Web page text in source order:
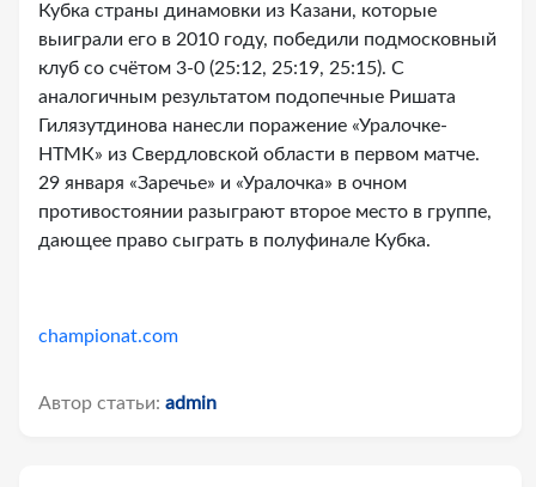
Кубка страны динамовки из Казани, которые
выиграли его в 2010 году, победили подмосковный
клуб со счётом 3-0 (25:12, 25:19, 25:15). С
аналогичным результатом подопечные Ришата
Гилязутдинова нанесли поражение «Уралочке-
НТМК» из Свердловской области в первом матче.
29 января «Заречье» и «Уралочка» в очном
противостоянии разыграют второе место в группе,
дающее право сыграть в полуфинале Кубка.
championat.com
Автор статьи: admin